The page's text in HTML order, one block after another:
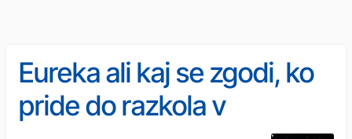
Eureka ali kaj se zgodi, ko
pride do razkola v